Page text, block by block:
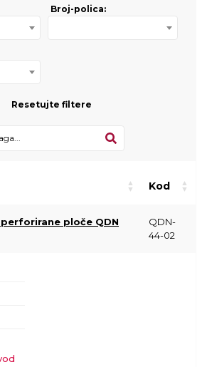
Broj-polica:
Resetujte filtere
Kod
ploče QDN
QDN-
44-02